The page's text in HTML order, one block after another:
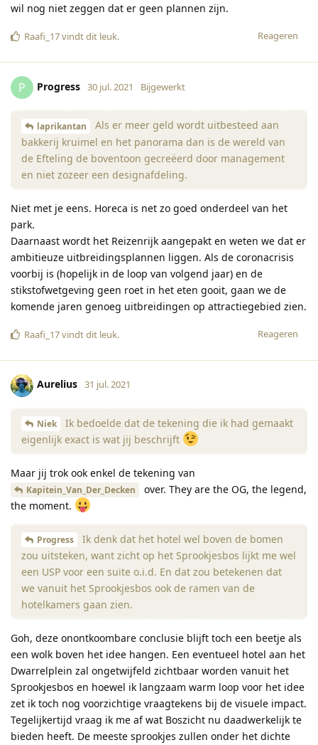
wil nog niet zeggen dat er geen plannen zijn.
Reageren
Raafi_17vindt dit leuk.
P Progress 30 jul. 2021 Bijgewerkt
laprikantan
Als er meer geld wordt uitbesteed aan
bakkerij kruimel en het panorama dan is de wereld van
de Efteling de boventoon gecreëerd door management
en niet zozeer een designafdeling.
Niet met je eens. Horeca is net zo goed onderdeel van het
park.
Daarnaast wordt het Reizenrijk aangepakt en weten we dat er
ambitieuze uitbreidingsplannen liggen. Als de coronacrisis
voorbij is (hopelijk in de loop van volgend jaar) en de
stikstofwetgeving geen roet in het eten gooit, gaan we de
komende jaren genoeg uitbreidingen op attractiegebied zien.
Reageren
Raafi_17vindt dit leuk.
Aurelius 31 jul. 2021
Niek
Ik bedoelde dat de tekening die ik had gemaakt
eigenlijk exact is wat jij beschrijft
Maar jij trok ook enkel de tekening van
Kapitein_Van_Der_Decken
over. They are the OG, the legend,
the moment.
Progress
Ik denk dat het hotel wel boven de bomen
zou uitsteken, want zicht op het Sprookjesbos lijkt me wel
een USP voor een suite o.i.d. En dat zou betekenen dat
we vanuit het Sprookjesbos ook de ramen van de
hotelkamers gaan zien.
Goh, deze onontkoombare conclusie blijft toch een beetje als
een wolk boven het idee hangen. Een eventueel hotel aan het
Dwarrelplein zal ongetwijfeld zichtbaar worden vanuit het
Sprookjesbos en hoewel ik langzaam warm loop voor het idee
zet ik toch nog voorzichtige vraagtekens bij de visuele impact.
Tegelijkertijd vraag ik me af wat Boszicht nu daadwerkelijk te
bieden heeft. De meeste sprookjes zullen onder het dichte